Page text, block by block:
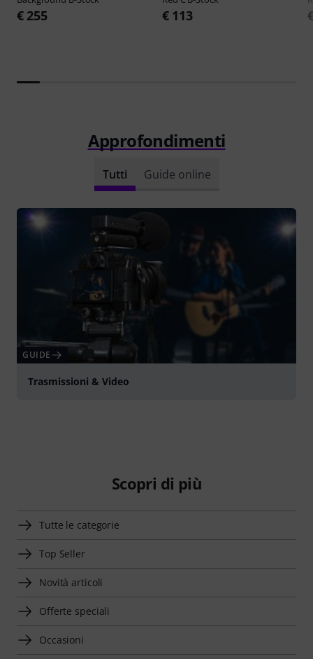
€ 255 € 113
Approfondimenti
Tutti Guide online
GUIDE
Trasmissioni & Video
Scopri di più
Tutte le categorie
Top Seller
Novità articoli
Offerte speciali
Occasioni